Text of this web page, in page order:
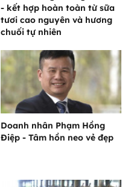
- kết hợp hoàn toàn từ sữa
tươi cao nguyên và hương
chuối tự nhiên
Doanh nhân Phạm Hồng
Điệp - Tâm hồn neo vẻ đẹp